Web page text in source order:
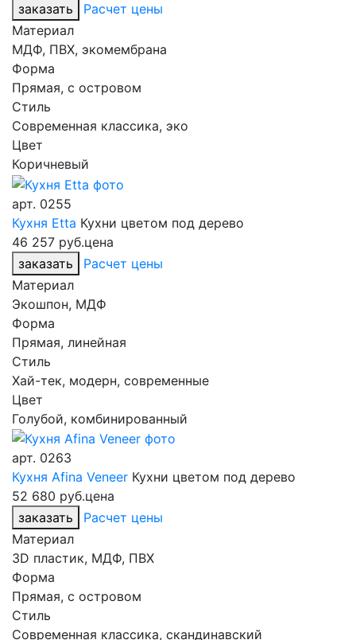
заказать
Расчет цены
Материал
МДФ, ПВХ, экомембрана
Форма
Прямая, с островом
Стиль
Современная классика, эко
Цвет
Коричневый
арт. 0255
Кухня Etta Кухни цветом под дерево
46 257 руб.цена
заказать
Расчет цены
Материал
Экошпон, МДФ
Форма
Прямая, линейная
Стиль
Хай-тек, модерн, современные
Цвет
Голубой, комбинированный
арт. 0263
Кухня Afina Veneer Кухни цветом под дерево
52 680 руб.цена
заказать
Расчет цены
Материал
3D пластик, МДФ, ПВХ
Форма
Прямая, с островом
Стиль
Современная классика, скандинавский